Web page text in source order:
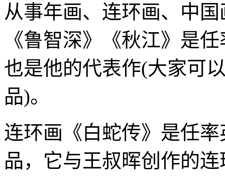
从事年画、连环画、中
《鲁智深》《秋江》是
也是他的代表作(大家可
品)。
连环画《白蛇传》是任
品，它与王叔晖创作的